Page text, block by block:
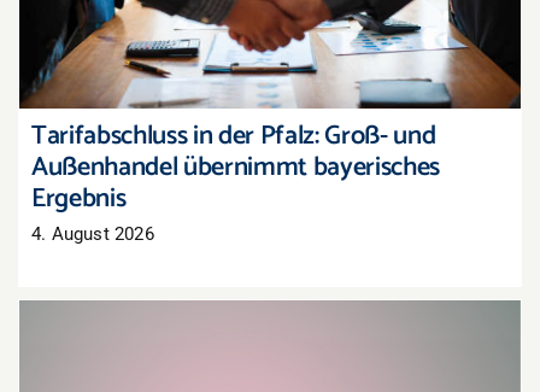
Tarifabschluss in der Pfalz: Groß- und
Außenhandel übernimmt bayerisches
Ergebnis
4. August 2026